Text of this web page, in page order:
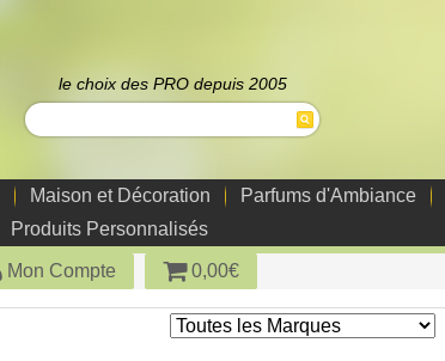
le choix des PRO depuis 2005
Maison et Décoration Parfums d'Ambiance
Produits Personnalisés
Mon Compte 0,00€